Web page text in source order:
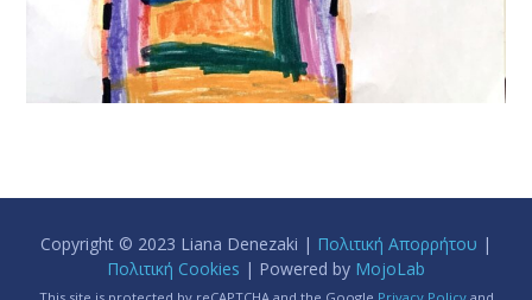
Copyright © 2023 Liana Denezaki | Πολιτική Απορρήτου |
Πολιτική Cookies | Powered by MojoLab